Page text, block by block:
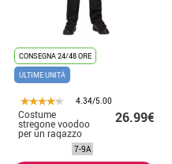
CONSEGNA 24/48 ORE
ULTIME UNITÀ
4.34/5.00
Costume
stregone voodoo
per un ragazzo
26.99€
7-9A